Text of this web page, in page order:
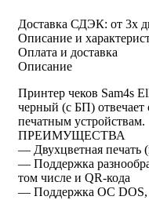
Доставка СДЭК: от 3х
Описание и
Оплата и доставка
Описание
Принтер чеков Sam4s
черный (с БП)
печатным устройствам.
ПРЕИМУЩЕСТВА
— Двухцветная печать
— Поддержка
том числе и QR-кода
— Поддержка ОС DOS,